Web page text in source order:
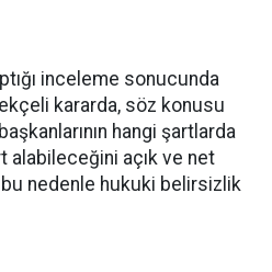
inceleme sonucunda
kararda, söz konusu
hangi şartlarda
alabileceğini açık ve net
nedenle hukuki belirsizlik